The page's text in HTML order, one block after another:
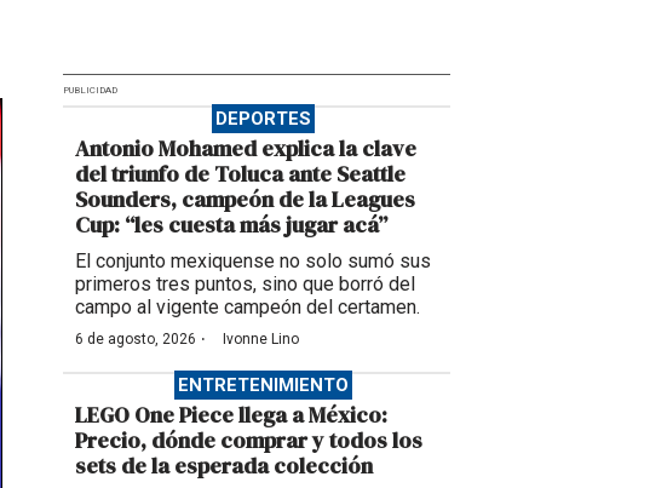
PUBLICIDAD
DEPORTES
Antonio Mohamed explica la clave
del triunfo de Toluca ante Seattle
Sounders, campeón de la Leagues
Cup: “les cuesta más jugar acá”
El conjunto mexiquense no solo sumó sus
primeros tres puntos, sino que borró del
campo al vigente campeón del certamen.
6 de agosto, 2026 · Ivonne Lino
ENTRETENIMIENTO
LEGO One Piece llega a México:
Precio, dónde comprar y todos los
sets de la esperada colección